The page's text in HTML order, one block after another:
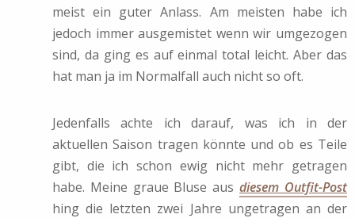
meist ein guter Anlass. Am meisten habe ich
jedoch immer ausgemistet wenn wir umgezogen
sind, da ging es auf einmal total leicht. Aber das
hat man ja im Normalfall auch nicht so oft.
Jedenfalls achte ich darauf, was ich in der
aktuellen Saison tragen könnte und ob es Teile
gibt, die ich schon ewig nicht mehr getragen
habe. Meine graue Bluse ausdiesem Outfit-Post
hing die letzten zwei Jahre ungetragen an der